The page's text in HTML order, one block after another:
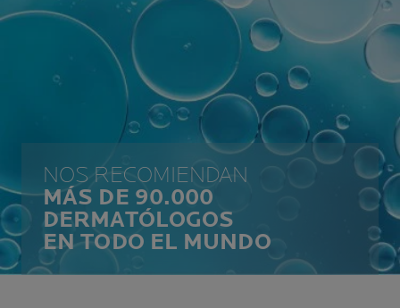
NOS RECOMIENDAN
MÁS DE 90.000
DERMATÓLOGOS
EN TODO EL MUNDO